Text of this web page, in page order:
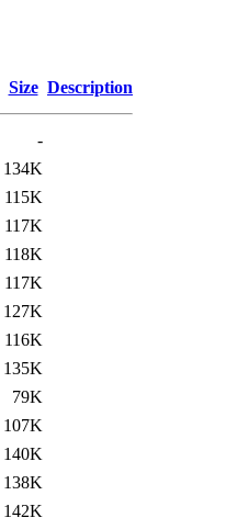
Size Description
-
134K
115K
117K
118K
117K
127K
116K
135K
79K
107K
140K
138K
142K